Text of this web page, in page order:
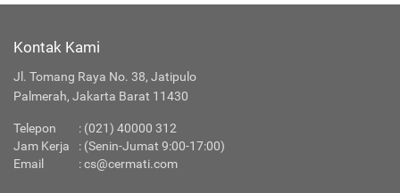
Kontak Kami
Jl. Tomang Raya No. 38, Jatipulo
Palmerah, Jakarta Barat 11430
Telepon : (021) 40000 312
Jam Kerja
: (Senin-Jumat 9:00-17:00)
Email
:cs@cermati.com